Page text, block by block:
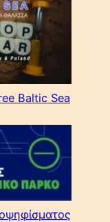
Baltic Sea